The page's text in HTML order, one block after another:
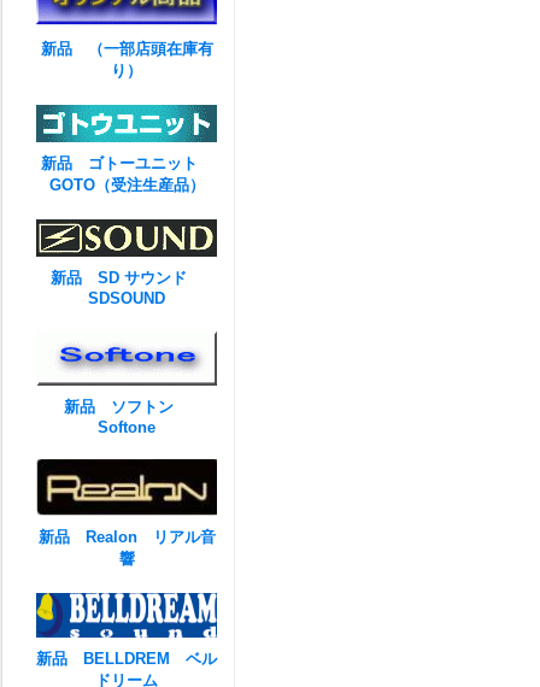
新品 （一部店頭在庫有
り）
新品 ゴトーユニット
GOTO（受注生産品）
新品 SD サウンド
SDSOUND
新品 ソフトン
Softone
新品 Realon リアル音
響
新品 BELLDREM ベル
ドリーム